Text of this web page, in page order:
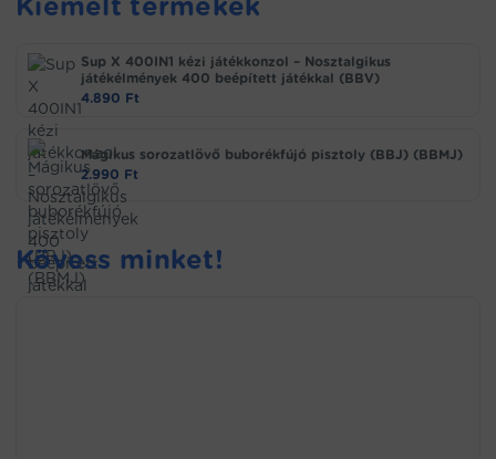
Sup X 400IN1 kézi játékkonzol – Nosztalgikus
játékélmények 400 beépített játékkal (BBV)
4.890 Ft
Mágikus sorozatlövő buborékfújó pisztoly (BBJ) (BBMJ)
2.990 Ft
Kövess minket!